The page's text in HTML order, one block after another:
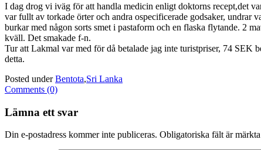
I dag drog vi iväg för att handla medicin enligt doktorns recept,det
var fullt av torkade örter och andra ospecificerade godsaker, undrar
burkar med någon sorts smet i pastaform och en flaska flytande. 2
kväll. Det smakade f-n.
Tur att Lakmal var med för då betalade jag inte turistpriser, 74 SEK
detta.
Posted underBentota,Sri Lanka
Comments (0)
Lämna ett svar
Din e-postadress kommer inte publiceras. Obligatoriska fält är märkta